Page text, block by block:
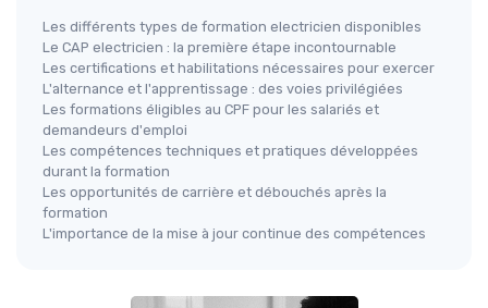
Les différents types de formation electricien disponibles
Le CAP electricien : la première étape incontournable
Les certifications et habilitations nécessaires pour exercer
L'alternance et l'apprentissage : des voies privilégiées
Les formations éligibles au CPF pour les salariés et
demandeurs d'emploi
Les compétences techniques et pratiques développées
durant la formation
Les opportunités de carrière et débouchés après la
formation
L'importance de la mise à jour continue des compétences